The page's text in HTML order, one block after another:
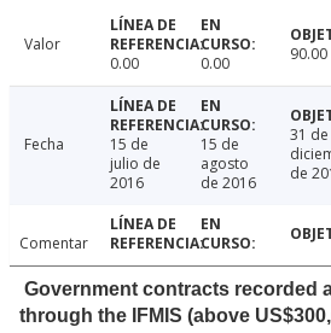
Valor
0.00
0.00 90.00
Fecha
15 de
julio de
2016
15 de
agosto
de 2016
31 de
de
Comentar
Government contracts recorded
through the IFMIS (above